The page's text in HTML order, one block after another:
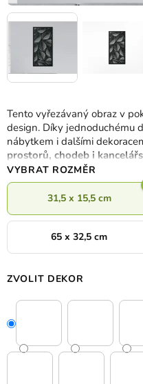
Tento vyřezávaný obraz v
design. Díky jednoduchému
nábytkem i dalšími
prostorů, chodeb i
VYBRAT ROZMĚR
31,5 x 15,5 cm
65 x 32,5 cm
ZVOLIT DEKOR